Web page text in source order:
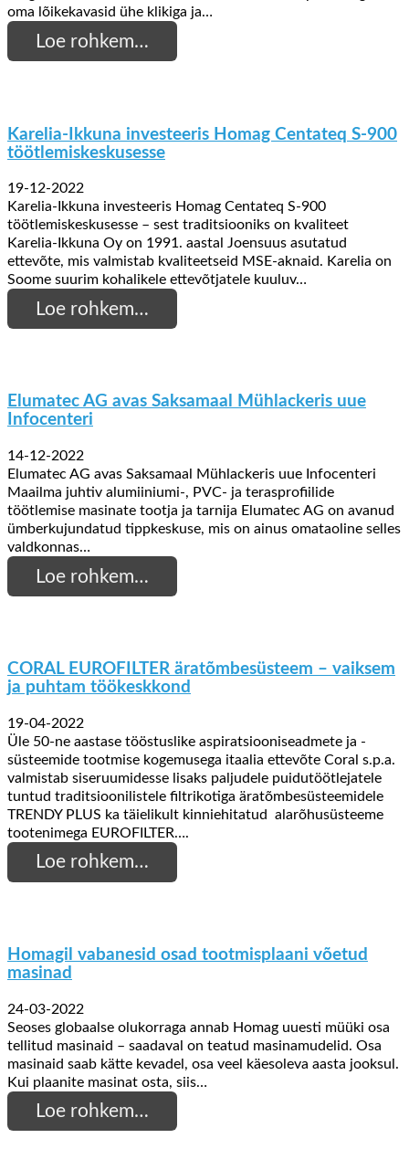
oma lõikekavasid ühe klikiga ja…
Loe rohkem…
Karelia-Ikkuna investeeris Homag Centateq S-900
töötlemiskeskusesse
19-12-2022
Karelia-Ikkuna investeeris Homag Centateq S-900
töötlemiskeskusesse – sest traditsiooniks on kvaliteet
Karelia-Ikkuna Oy on 1991. aastal Joensuus asutatud
ettevõte, mis valmistab kvaliteetseid MSE-aknaid. Karelia on
Soome suurim kohalikele ettevõtjatele kuuluv…
Loe rohkem…
Elumatec AG avas Saksamaal Mühlackeris uue
Infocenteri
14-12-2022
Elumatec AG avas Saksamaal Mühlackeris uue Infocenteri
Maailma juhtiv alumiiniumi-, PVC- ja terasprofiilide
töötlemise masinate tootja ja tarnija Elumatec AG on avanud
ümberkujundatud tippkeskuse, mis on ainus omataoline selles
valdkonnas…
Loe rohkem…
CORAL EUROFILTER äratõmbesüsteem – vaiksem
ja puhtam töökeskkond
19-04-2022
Üle 50-ne aastase tööstuslike aspiratsiooniseadmete ja -
süsteemide tootmise kogemusega itaalia ettevõte Coral s.p.a.
valmistab siseruumidesse lisaks paljudele puidutöötlejatele
tuntud traditsioonilistele filtrikotiga äratõmbesüsteemidele
TRENDY PLUS ka täielikult kinniehitatud alarõhusüsteeme
tootenimega EUROFILTER….
Loe rohkem…
Homagil vabanesid osad tootmisplaani võetud
masinad
24-03-2022
Seoses globaalse olukorraga annab Homag uuesti müüki osa
tellitud masinaid – saadaval on teatud masinamudelid. Osa
masinaid saab kätte kevadel, osa veel käesoleva aasta jooksul.
Kui plaanite masinat osta, siis…
Loe rohkem…